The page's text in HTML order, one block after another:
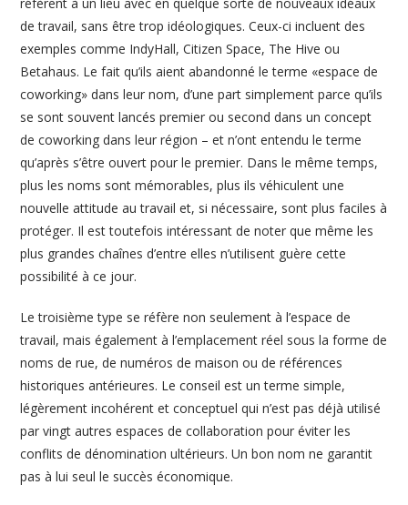
de travail, sans être trop idéologiques. Ceux-ci incluent des
exemples comme IndyHall, Citizen Space, The Hive ou
Betahaus. Le fait qu’ils aient abandonné le terme «espace de
coworking» dans leur nom, d’une part simplement parce qu’ils
se sont souvent lancés premier ou second dans un concept
de coworking dans leur région – et n’ont entendu le terme
qu’après s’être ouvert pour le premier. Dans le même temps,
plus les noms sont mémorables, plus ils véhiculent une
nouvelle attitude au travail et, si nécessaire, sont plus faciles à
protéger. Il est toutefois intéressant de noter que même les
plus grandes chaînes d’entre elles n’utilisent guère cette
possibilité à ce jour.
Le troisième type se réfère non seulement à l’espace de
travail, mais également à l’emplacement réel sous la forme de
noms de rue, de numéros de maison ou de références
historiques antérieures. Le conseil est un terme simple,
légèrement incohérent et conceptuel qui n’est pas déjà utilisé
par vingt autres espaces de collaboration pour éviter les
conflits de dénomination ultérieurs. Un bon nom ne garantit
pas à lui seul le succès économique.